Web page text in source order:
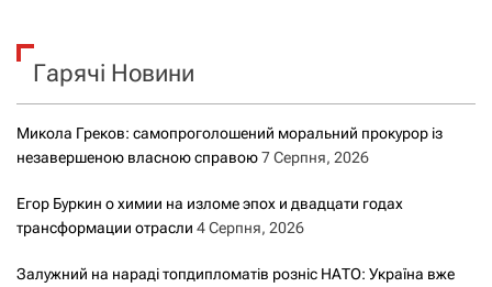
к
Гарячі Новини
Микола Греков: самопроголошений моральний прокурор із
незавершеною власною справою7 Серпня, 2026
Егор Буркин о химии на изломе эпох и двадцати годах
трансформации отрасли 4 Серпня, 2026
Залужний на нараді топдипломатів розніс НАТО: Україна вже